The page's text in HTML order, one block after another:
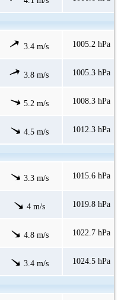
3.4 m/s 1005.2 hPa
3.8 m/s 1005.3 hPa
5.2 m/s 1008.3 hPa
4.5 m/s 1012.3 hPa
3.3 m/s 1015.6 hPa
4 m/s 1019.8 hPa
4.8 m/s 1022.7 hPa
3.4 m/s 1024.5 hPa